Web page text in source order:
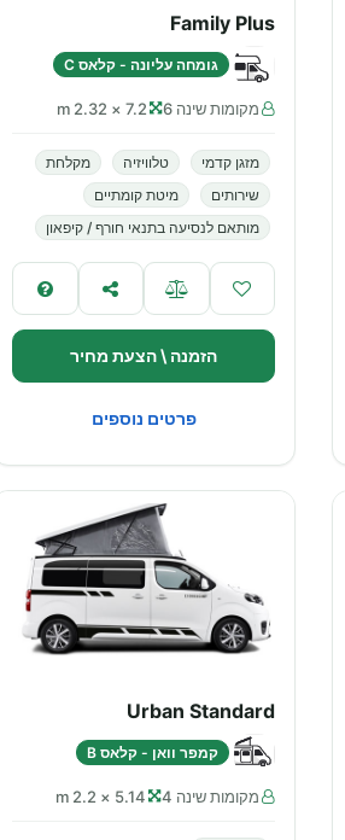
Family Plus
גומחה עליונה - קלאס C
מקומות שינה 6 7.2 × 2.32 m
מזגן קדמי טלוויזיה
מקלחת
שירותים
מיטת קומתיים
מותאם לנסיעה בתנאי חורף / קיפאון
הזמנה \ הצעת מחיר
פרטים נוספים
Urban Standard
קמפר וואן - קלאס B
מקומות שינה 4 5.14 × 2.2 m